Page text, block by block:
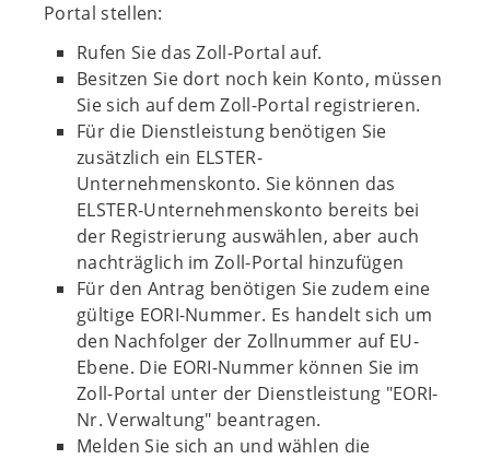
Portal stellen:
Rufen Sie das Zoll-Portal auf.
Besitzen Sie dort noch kein Konto, müssen
Sie sich auf dem Zoll-Portal registrieren.
Für die Dienstleistung benötigen Sie
zusätzlich ein ELSTER-
Unternehmenskonto. Sie können das
ELSTER-Unternehmenskonto bereits bei
der Registrierung auswählen, aber auch
nachträglich im Zoll-Portal hinzufügen
Für den Antrag benötigen Sie zudem eine
gültige EORI-Nummer. Es handelt sich um
den Nachfolger der Zollnummer auf EU-
Ebene. Die EORI-Nummer können Sie im
Zoll-Portal unter der Dienstleistung "EORI-
Nr. Verwaltung" beantragen.
Melden Sie sich an und wählen die